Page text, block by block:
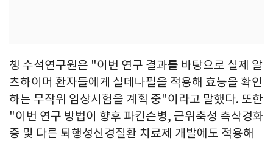
쳉 수석연구원은 "이번 연구 결과를 바탕으로 실제 알
츠하이머 환자들에게 실데나필을 적용해 효능을 확인
하는 무작위 임상시험을 계획 중"이라고 말했다. 또한
"이번 연구 방법이 향후 파킨슨병, 근위축성 측삭경화
증 및 다른 퇴행성신경질환 치료제 개발에도 적용해